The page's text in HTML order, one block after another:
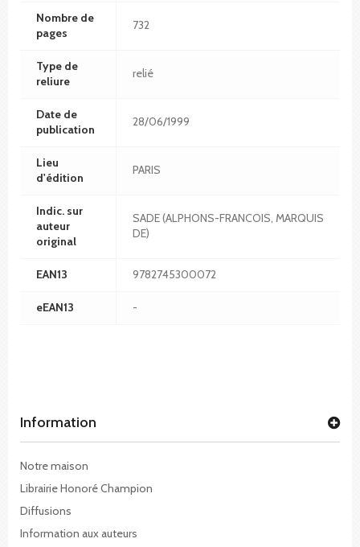
Nombre de
pages
732
Type de
reliure
relié
Date de
publication
28/06/1999
Lieu
d'édition
PARIS
Indic. sur
auteur
original
SADE (ALPHONS-FRANCOIS, MARQUIS
DE)
EAN13 9782745300072
eEAN13 -
Information
Notre maison
Librairie Honoré Champion
Diffusions
Information aux auteurs